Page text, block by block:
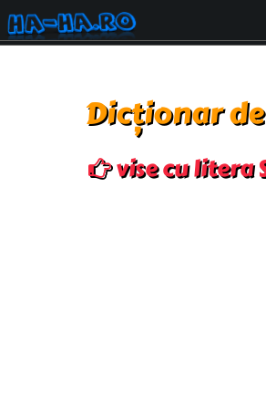
Dicționar
vise cu litera